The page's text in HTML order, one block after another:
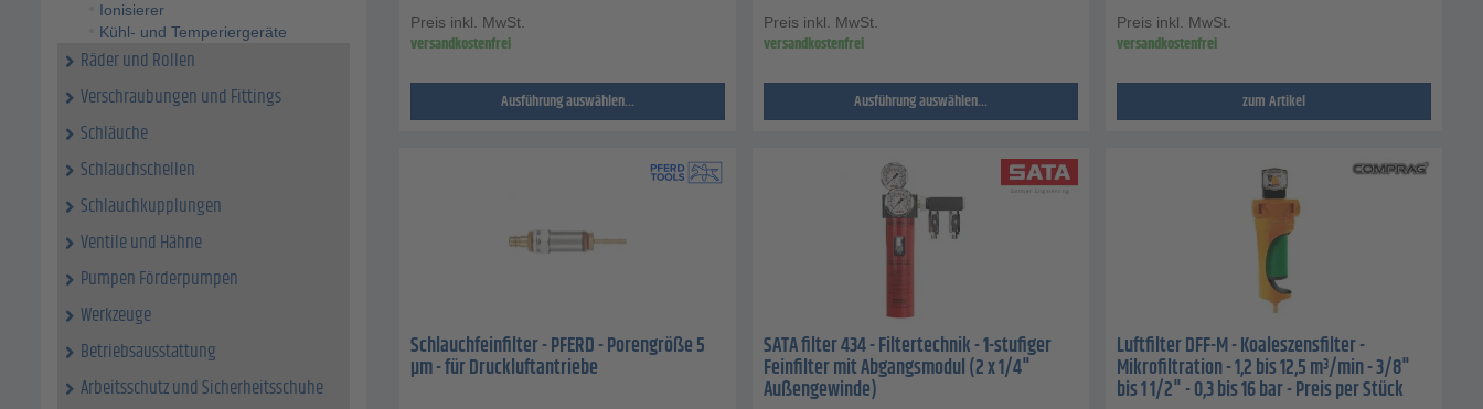
Ionisierer
Kühl- und Temperiergeräte
Räder und Rollen
Verschraubungen und Fittings
Schläuche
Schlauchschellen
Schlauchkupplungen
Ventile und Hähne
Pumpen Förderpumpen
Werkzeuge
Betriebsausstattung
Arbeitsschutz und Sicherheitsschuhe
Preis inkl. MwSt.
versandkostenfrei
Ausführung auswählen...
Preis inkl. MwSt.
versandkostenfrei
Ausführung auswählen...
Preis inkl. MwSt.
versandkostenfrei
zum Artikel
Schlauchfeinfilter - PFERD - Porengröße 5
µm - für Druckluftantriebe
SATA filter 434 - Filtertechnik - 1-stufiger
Feinfilter mit Abgangsmodul (2 x 1/4"
Außengewinde)
Luftfilter DFF-M - Koaleszensfilter -
Mikrofiltration - 1,2 bis 12,5 m³/min - 3/8"
bis 1 1/2" - 0,3 bis 16 bar - Preis per Stück